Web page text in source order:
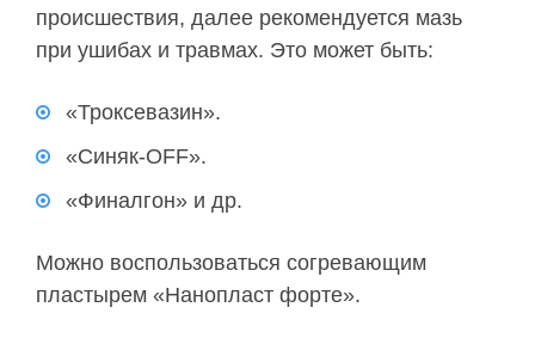
происшествия, далее рекомендуется мазь
при ушибах и травмах. Это может быть:
«Троксевазин».
«Синяк-OFF».
«Финалгон» и др.
Можно воспользоваться согревающим
пластырем «Нанопласт форте».